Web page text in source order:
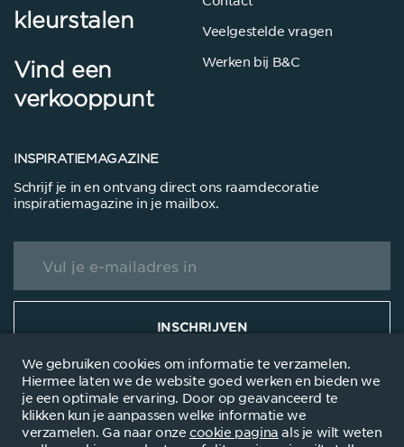
We gebruiken cookies om informatie te verzamelen.
Hiermee laten we de website goed werken en bieden we
je een optimale ervaring. Door op geavanceerd te
klikken kun je aanpassen welke informatie we
verzamelen. Ga naar onzecookie pagina als je wilt weten
Veelgestelde vragen
Werken bij B&C
kleurstalen
Vind een
verkooppunt
INSPIRATIEMAGAZINE
Schrijf je in en ontvang direct ons raamdecoratie
inspiratiemagazine in je mailbox.
INSCHRIJVEN
© 2025 Disclaimer Privacyverklanring Cookieverklaring Dealersite